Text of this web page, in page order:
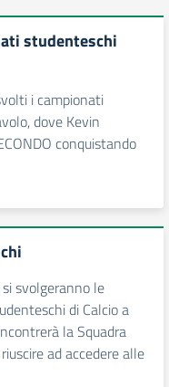
studenteschi
i campionati
dove Kevin
conquistando
svolgeranno le
di Calcio a
la Squadra
ad accedere alle